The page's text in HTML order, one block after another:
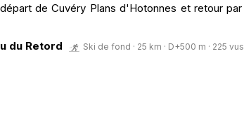
de Cuvéry Plans d'Hotonnes et retour
du Retord
Ski de fond · 25 km · D+500 m · 225 vus